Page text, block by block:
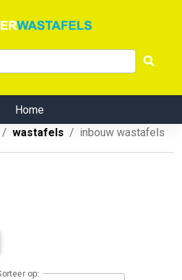
Home
wastafels inbouw wastafels
op: